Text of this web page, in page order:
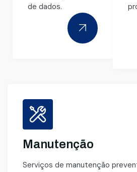
de dados.
Manutenção
Serviços de manutenção